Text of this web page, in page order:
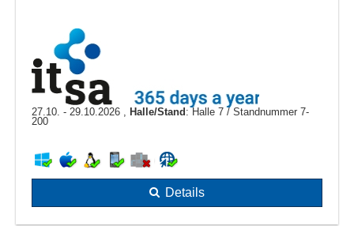
27.10. - 29.10.2026 , Halle/Stand : Halle 7 / Standnummer 7-
200
Details